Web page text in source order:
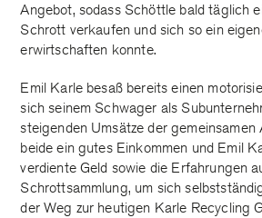
Angebot, sodass Schöttle bald täglich
Schrott verkaufen und sich so ein
erwirtschaften konnte.
Emil Karle besaß bereits einen
sich seinem Schwager als
steigenden Umsätze der
beide ein gutes Einkommen und Emil
verdiente Geld sowie die Erfahrungen
Schrottsammlung, um sich
der Weg zur heutigen Karle Recycling